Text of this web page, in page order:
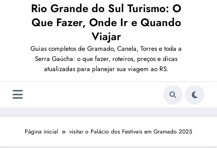
Rio Grande do Sul Turismo: O
Que Fazer, Onde Ir e Quando
Viajar
Guias completos de Gramado, Canela, Torres e toda a
Serra Gaúcha: o que fazer, roteiros, preços e dicas
atualizadas para planejar sua viagem ao RS.
Página inicial visitar o Palácio dos Festivais em Gramado 2025